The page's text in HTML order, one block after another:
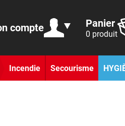
compte Panier
0 produit
Incendie Secourisme